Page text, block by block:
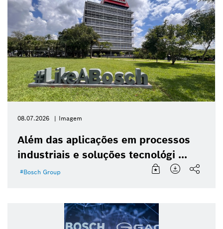
08.07.2026 Imagem
Além das aplicações em processos
industriais e soluções tecnológi ...
Bosch Group